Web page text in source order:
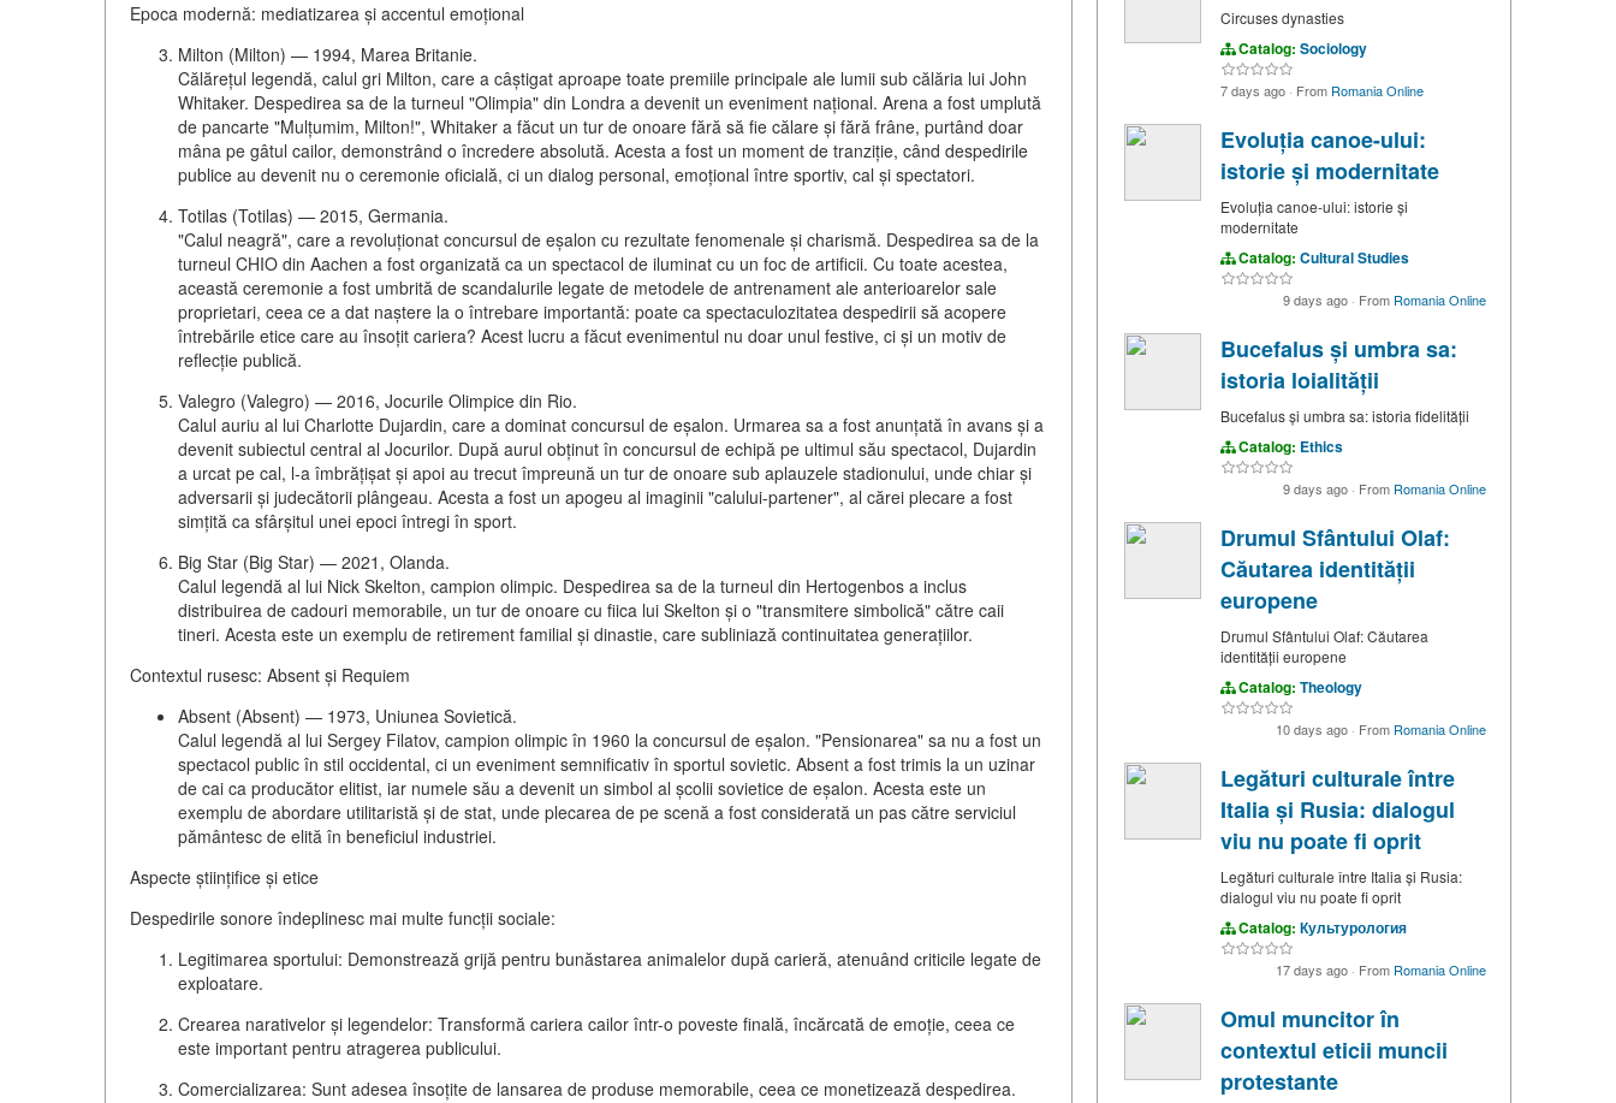
Epoca modernă: mediatizarea și accentul emoțional
Milton (Milton) — 1994, Marea Britanie.
Călărețul legendă, calul gri Milton, care a câștigat aproape toate premiile principale ale lumii sub călăria lui John
Whitaker. Despedirea sa de la turneul "Olimpia" din Londra a devenit un eveniment național. Arena a fost umplută
de pancarte "Mulțumim, Milton!", Whitaker a făcut un tur de onoare fără să fie călare și fără frâne, purtând doar
mâna pe gâtul cailor, demonstrând o încredere absolută. Acesta a fost un moment de tranziție, când despedirile
publice au devenit nu o ceremonie oficială, ci un dialog personal, emoțional între sportiv, cal și spectatori.
Totilas (Totilas) — 2015, Germania.
"Calul neagră", care a revoluționat concursul de eșalon cu rezultate fenomenale și charismă. Despedirea sa de la
turneul CHIO din Aachen a fost organizată ca un spectacol de iluminat cu un foc de artificii. Cu toate acestea,
această ceremonie a fost umbrită de scandalurile legate de metodele de antrenament ale anterioarelor sale
proprietari, ceea ce a dat naștere la o întrebare importantă: poate ca spectaculozitatea despedirii să acopere
întrebările etice care au însoțit cariera? Acest lucru a făcut evenimentul nu doar unul festive, ci și un motiv de
reflecție publică.
Valegro (Valegro) — 2016, Jocurile Olimpice din Rio.
Calul auriu al lui Charlotte Dujardin, care a dominat concursul de eșalon. Urmarea sa a fost anunțată în avans și a
devenit subiectul central al Jocurilor. După aurul obținut în concursul de echipă pe ultimul său spectacol, Dujardin
a urcat pe cal, l-a îmbrățișat și apoi au trecut împreună un tur de onoare sub aplauzele stadionului, unde chiar și
adversarii și judecătorii plângeau. Acesta a fost un apogeu al imaginii "calului-partener", al cărei plecare a fost
simțită ca sfârșitul unei epoci întregi în sport.
Big Star (Big Star) — 2021, Olanda.
Calul legendă al lui Nick Skelton, campion olimpic. Despedirea sa de la turneul din Hertogenbos a inclus
distribuirea de cadouri memorabile, un tur de onoare cu fiica lui Skelton și o "transmitere simbolică" către caii
tineri. Acesta este un exemplu de retirement familial și dinastie, care subliniază continuitatea generațiilor.
Contextul rusesc: Absent și Requiem
Absent (Absent) — 1973, Uniunea Sovietică.
Calul legendă al lui Sergey Filatov, campion olimpic în 1960 la concursul de eșalon. "Pensionarea" sa nu a fost un
spectacol public în stil occidental, ci un eveniment semnificativ în sportul sovietic. Absent a fost trimis la un uzinar
de cai ca producător elitist, iar numele său a devenit un simbol al școlii sovietice de eșalon. Acesta este un
exemplu de abordare utilitaristă și de stat, unde plecarea de pe scenă a fost considerată un pas către serviciul
pământesc de elită în beneficiul industriei.
Aspecte științifice și etice
Despedirile sonore îndeplinesc mai multe funcții sociale:
Legitimarea sportului: Demonstrează grijă pentru bunăstarea animalelor după carieră, atenuând criticile legate de
exploatare.
Crearea narativelor și legendelor: Transformă cariera cailor într-o poveste finală, încărcată de emoție, ceea ce
este important pentru atragerea publicului.
Comercializarea: Sunt adesea însoțite de lansarea de produse memorabile, ceea ce monetizează despedirea.
Circuses dynasties
Catalog: Sociology
7 days ago · From Romania Online
Evoluția canoe-ului:
istorie și modernitate
Evoluția canoe-ului: istorie și
modernitate
Catalog: Cultural Studies
9 days ago · From Romania Online
Bucefalus și umbra sa:
istoria loialității
Bucefalus și umbra sa: istoria fidelității
Catalog: Ethics
9 days ago · From Romania Online
Drumul Sfântului Olaf:
Căutarea identității
europene
Drumul Sfântului Olaf: Căutarea
identității europene
Catalog: Theology
10 days ago · From Romania Online
Legături culturale între
Italia și Rusia: dialogul
viu nu poate fi oprit
Legături culturale între Italia și Rusia:
dialogul viu nu poate fi oprit
Catalog: Культурология
17 days ago · From Romania Online
Omul muncitor în
contextul eticii muncii
protestante